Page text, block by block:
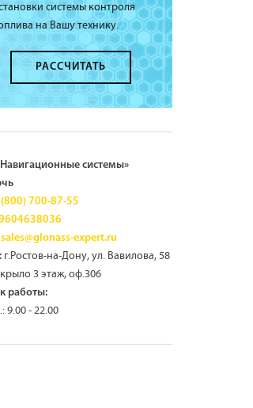
системы контроля
на Вашу технику.
РАССЧИТАТЬ
системы»
700-87-55
sales@glonass-expert.ru
г.Ростов-на-Дону, ул. Вавилова, 58
3 этаж, оф.306
работы:
9.00 - 22.00